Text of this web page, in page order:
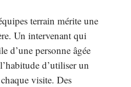
terrain mérite une
Un intervenant qui
d’une personne âgée
d’utiliser un
visite. Des